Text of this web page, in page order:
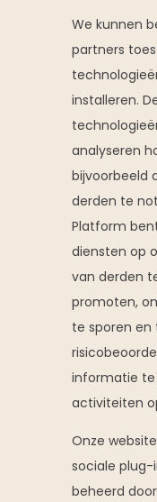
We kunnen
partners
installeren.
analyseren
bijvoorbeeld
derden te
Platform
diensten op
van derden
promoten,
te sporen
informatie te
activiteiten
Onze
sociale plug-
beheerd